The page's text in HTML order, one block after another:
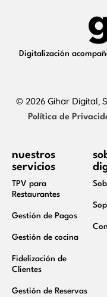
Digitalización
© 2026 Gihar Digital,
Política de
nuestros
servicios
TPV para
Restaurantes
Gestión de Pagos
Gestión de cocina
Fidelización de
Clientes
Gestión de Reservas